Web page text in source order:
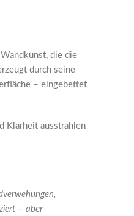
die die
durch seine
– eingebettet
Klarheit ausstrahlen
– aber